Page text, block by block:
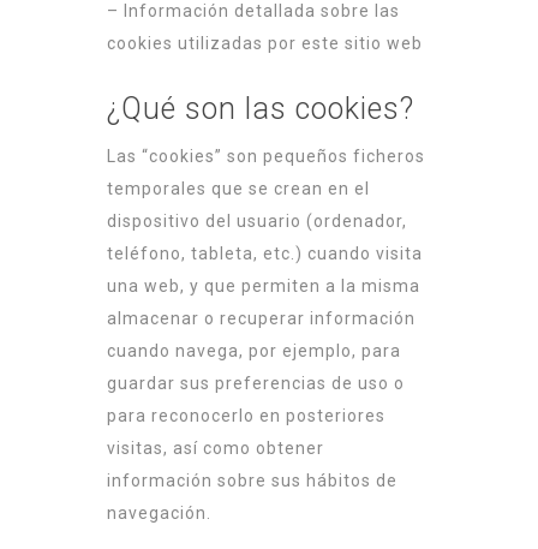
– Información detallada sobre las
cookies utilizadas por este sitio web
¿Qué son las cookies?
Las “cookies” son pequeños ficheros
temporales que se crean en el
dispositivo del usuario (ordenador,
teléfono, tableta, etc.) cuando visita
una web, y que permiten a la misma
almacenar o recuperar información
cuando navega, por ejemplo, para
guardar sus preferencias de uso o
para reconocerlo en posteriores
visitas, así como obtener
información sobre sus hábitos de
navegación.